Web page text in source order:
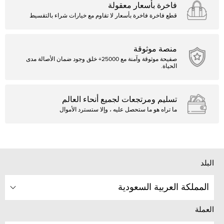
فاخرة بأسعار معقولة
قطع فاخرة فاخرة بأسعار لا تقاوم مع خيارات شراء بالتقسيط
منصة موثوقة
صفيحة موثوقة وآمنة مع 25000+ خلق وجود ضمان الأصالة مدى
الحياة.
تسليم ومرتجعات لجميع أنحاء العالم
ما تراه هو ما ستحصل عليه ، وإلا ستسترد الأموال
البلد
المملكة العربية السعودية
العملة